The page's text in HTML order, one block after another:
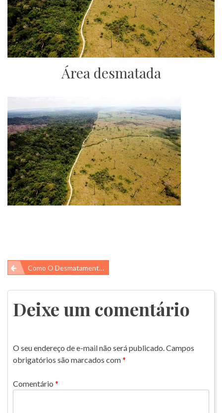
Área desmatada
Navegação
de
Post
Como O Desmatamento Afeta O Ciclo Da Água?
Deixe um comentário
O seu endereço de e-mail não será publicado.Campos
obrigatórios são marcados com*
Comentário *